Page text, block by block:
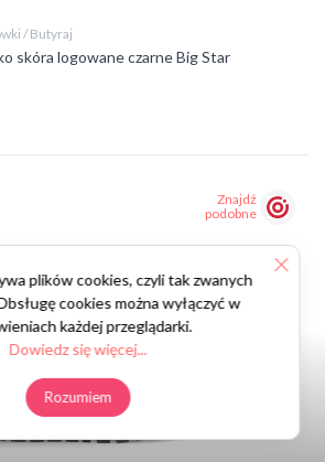
/ Butyraj
skóra logowane czarne Big Star
Znajdź
podobne
plików cookies, czyli tak zwanych
cookies można wyłączyć w
każdej przeglądarki.
Dowiedz się więcej...
Rozumiem